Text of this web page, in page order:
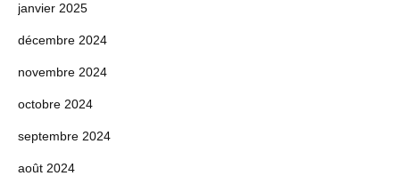
janvier 2025
décembre 2024
novembre 2024
octobre 2024
septembre 2024
août 2024